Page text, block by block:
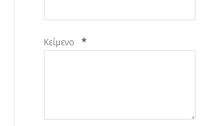
Κείμενο *